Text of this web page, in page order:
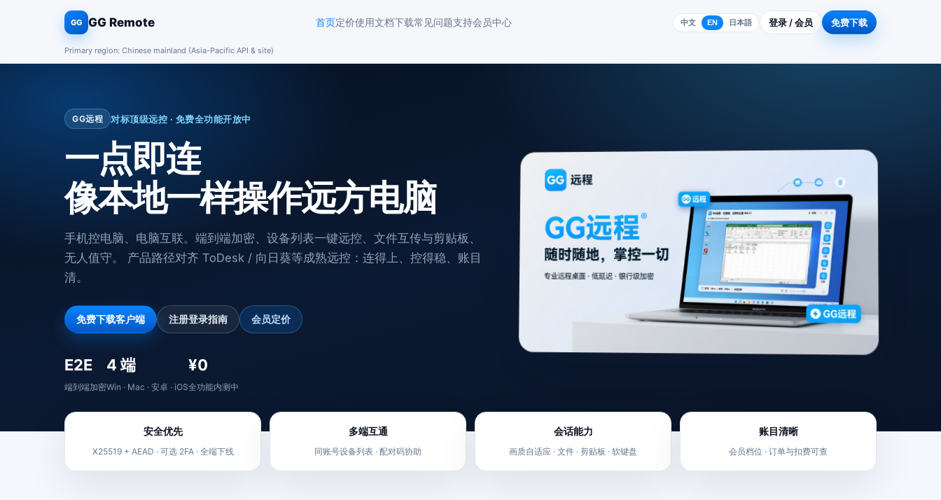
GG GG Remote 首页定价使用文档下载常见问题支持会员中心 中文 EN 日本語 登录 / 会员 免费下载
Primary region: Chinese mainland (Asia-Pacific API & site)
GG远程 对标顶级远控 · 免费全功能开放中
一点即连
像本地一样操作远方电脑
手机控电脑、电脑互联。端到端加密、设备列表一键远控、文件互传与剪贴板、
无人值守。 产品路径对齐 ToDesk / 向日葵等成熟远控：连得上、控得稳、账目
清。
免费下载客户端 注册登录指南 会员定价
E2E
端到端加密
4 端
Win · Mac · 安卓 · iOS
¥0
全功能内测中
安全优先
X25519 + AEAD · 可选 2FA · 全端下线
多端互通
同账号设备列表 · 配对码协助
会话能力
画质自适应 · 文件 · 剪贴板 · 软键盘
账目清晰
会员档位 · 订单与扣费可查